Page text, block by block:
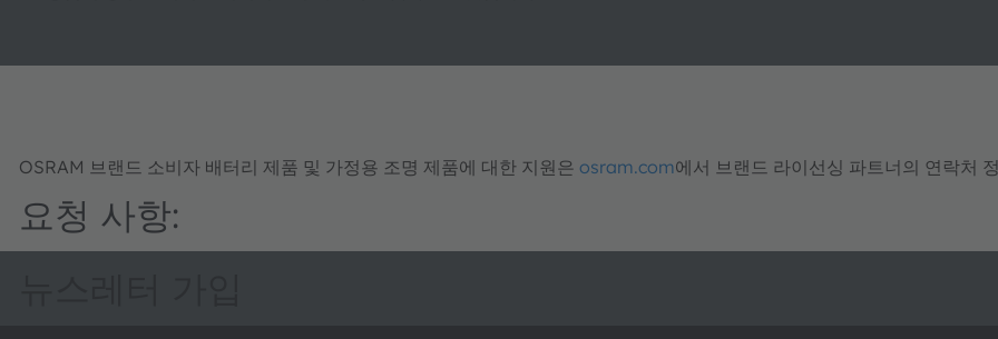
OSRAM 브랜드 소비자 배터리 제품 및 가정용 조명 제품에 대한 지원은 osram.com에서 브랜드 라이선싱 파트너의 연락처
요청 사항: